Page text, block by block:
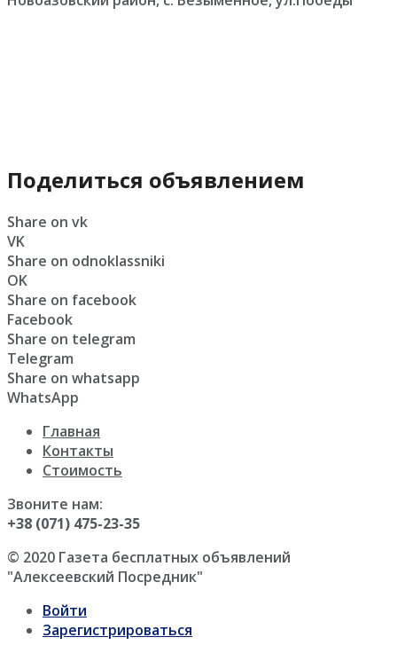
Поделиться объявлением
Share on vk
VK
Share on odnoklassniki
OK
Share on facebook
Facebook
Share on telegram
Telegram
Share on whatsapp
WhatsApp
Главная
Контакты
Стоимость
Звоните нам:
+38 (071) 475-23-35
© 2020 Газета бесплатных объявлений
"Алексеевский Посредник"
Войти
Зарегистрироваться